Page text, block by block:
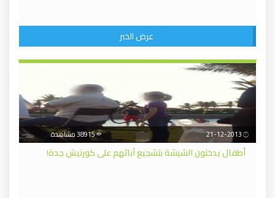
عرض الخبر
38915 مشاهدة
أطفال يدخنون الشيشة بتشجيع آبائهم على كورنيش جدة!